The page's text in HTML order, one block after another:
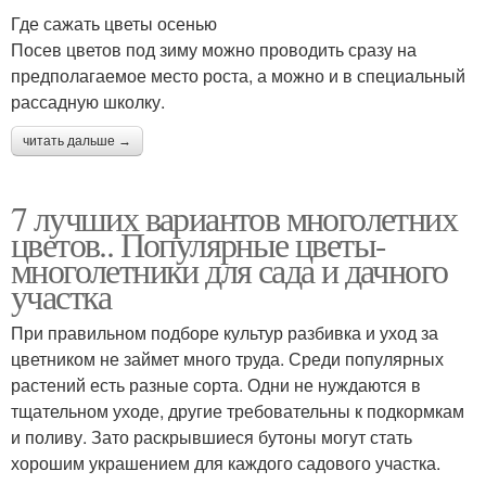
Где сажать цветы осенью
Посев цветов под зиму можно проводить сразу на
предполагаемое место роста, а можно и в специальный
рассадную школку.
читать дальше →
7 лучших вариантов многолетних
цветов.. Популярные цветы-
многолетники для сада и дачного
участка
При правильном подборе культур разбивка и уход за
цветником не займет много труда. Среди популярных
растений есть разные сорта. Одни не нуждаются в
тщательном уходе, другие требовательны к подкормкам
и поливу. Зато раскрывшиеся бутоны могут стать
хорошим украшением для каждого садового участка.